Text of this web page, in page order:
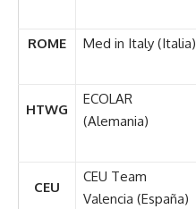
ROME Med in Italy (Italia)
HTWG
ECOLAR
(Alemania)
CEU
CEU Team
Valencia (España)